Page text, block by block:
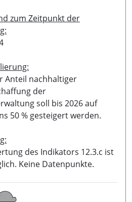
zum Zeitpunkt der
Anteil nachhaltiger
der
soll bis 2026 auf
50 % gesteigert werden.
des Indikators 12.3.c ist
Keine Datenpunkte.